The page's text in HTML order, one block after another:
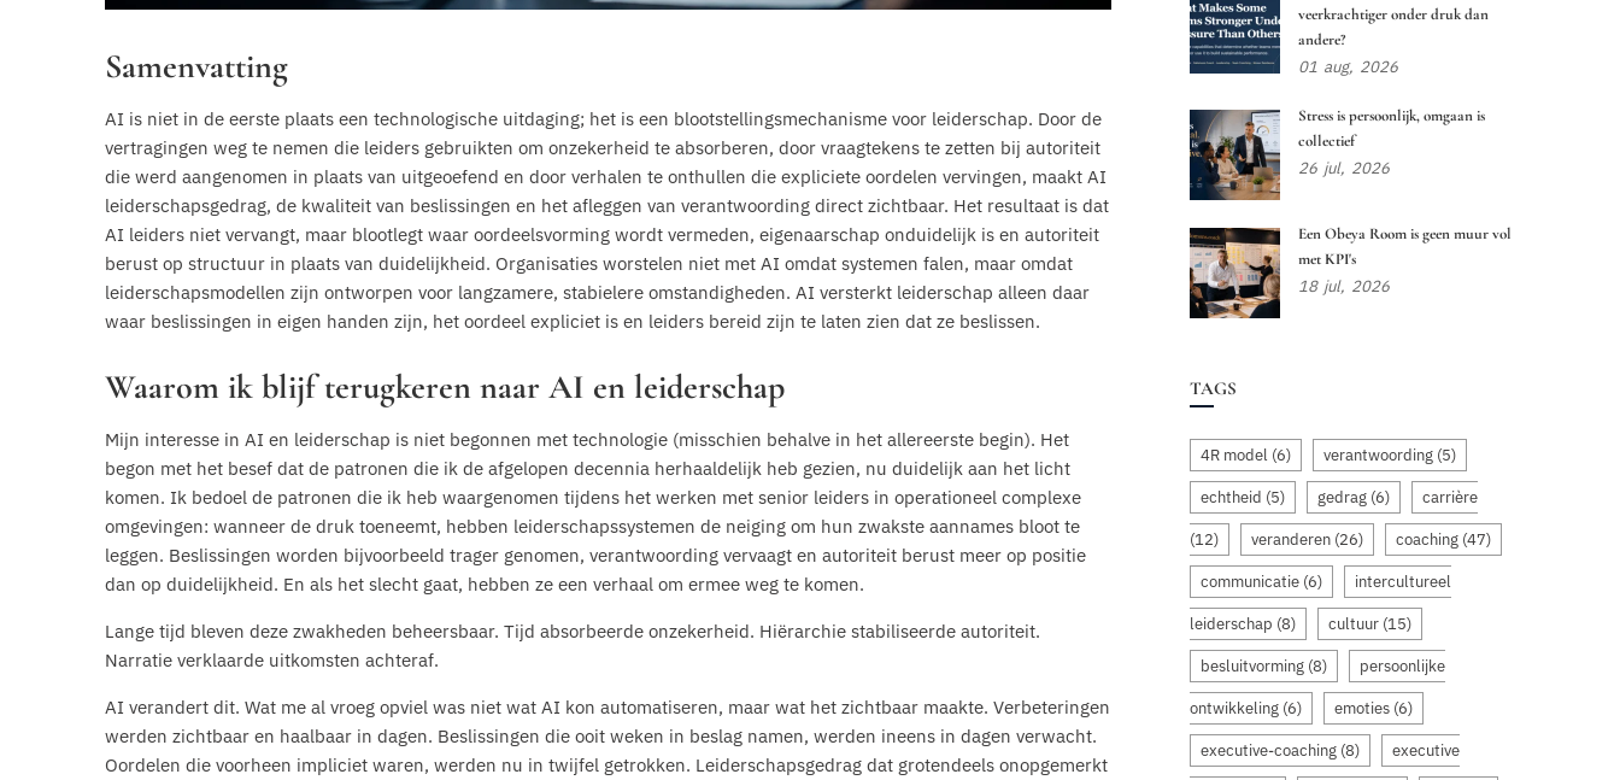
Samenvatting
AI is niet in de eerste plaats een technologische uitdaging; het is een blootstellingsmechanisme voor leiderschap. Door de
vertragingen weg te nemen die leiders gebruikten om onzekerheid te absorberen, door vraagtekens te zetten bij autoriteit
die werd aangenomen in plaats van uitgeoefend en door verhalen te onthullen die expliciete oordelen vervingen, maakt AI
leiderschapsgedrag, de kwaliteit van beslissingen en het afleggen van verantwoording direct zichtbaar. Het resultaat is dat
AI leiders niet vervangt, maar blootlegt waar oordeelsvorming wordt vermeden, eigenaarschap onduidelijk is en autoriteit
berust op structuur in plaats van duidelijkheid. Organisaties worstelen niet met AI omdat systemen falen, maar omdat
leiderschapsmodellen zijn ontworpen voor langzamere, stabielere omstandigheden. AI versterkt leiderschap alleen daar
waar beslissingen in eigen handen zijn, het oordeel expliciet is en leiders bereid zijn te laten zien dat ze beslissen.
Waarom ik blijf terugkeren naar AI en leiderschap
Mijn interesse in AI en leiderschap is niet begonnen met technologie (misschien behalve in het allereerste begin). Het
begon met het besef dat de patronen die ik de afgelopen decennia herhaaldelijk heb gezien, nu duidelijk aan het licht
komen. Ik bedoel de patronen die ik heb waargenomen tijdens het werken met senior leiders in operationeel complexe
omgevingen: wanneer de druk toeneemt, hebben leiderschapssystemen de neiging om hun zwakste aannames bloot te
leggen. Beslissingen worden bijvoorbeeld trager genomen, verantwoording vervaagt en autoriteit berust meer op positie
dan op duidelijkheid. En als het slecht gaat, hebben ze een verhaal om ermee weg te komen.
Lange tijd bleven deze zwakheden beheersbaar. Tijd absorbeerde onzekerheid. Hiërarchie stabiliseerde autoriteit.
Narratie verklaarde uitkomsten achteraf.
AI verandert dit. Wat me al vroeg opviel was niet wat AI kon automatiseren, maar wat het zichtbaar maakte. Verbeteringen
werden zichtbaar en haalbaar in dagen. Beslissingen die ooit weken in beslag namen, werden ineens in dagen verwacht.
Oordelen die voorheen impliciet waren, werden nu in twijfel getrokken. Leiderschapsgedrag dat grotendeels onopgemerkt
veerkrachtiger onder druk dan
andere?
01 aug, 2026
Stress is persoonlijk, omgaan is
collectief
26 jul, 2026
Een Obeya Room is geen muur vol
met KPI's
18 jul, 2026
TAGS
4R model (6) verantwoording (5)
echtheid (5) gedrag (6) carrière
(12) veranderen (26) coaching (47)
communicatie (6) intercultureel
leiderschap (8) cultuur (15)
besluitvorming (8) persoonlijke
ontwikkeling (6) emoties (6)
executive-coaching (8) executive